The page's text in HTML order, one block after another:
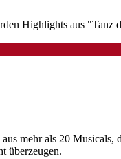
Highlights aus
mehr als 20 Musicals,
überzeugen.